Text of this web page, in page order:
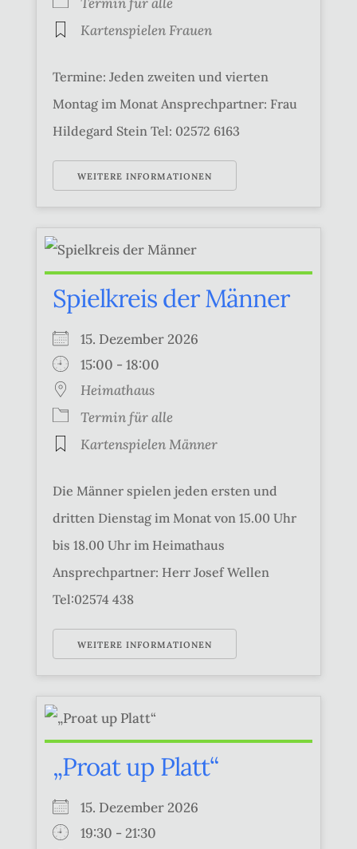
Kartenspielen Frauen
Termine: Jeden zweiten und vierten
Montag im Monat Ansprechpartner: Frau
Hildegard Stein Tel: 02572 6163
WEITERE INFORMATIONEN
Spielkreis der Männer
15. Dezember 2026
15:00 - 18:00
Heimathaus
Termin für alle
Kartenspielen Männer
Die Männer spielen jeden ersten und
dritten Dienstag im Monat von 15.00 Uhr
bis 18.00 Uhr im Heimathaus
Ansprechpartner: Herr Josef Wellen
Tel:02574 438
WEITERE INFORMATIONEN
„Proat up Platt“
15. Dezember 2026
19:30 - 21:30